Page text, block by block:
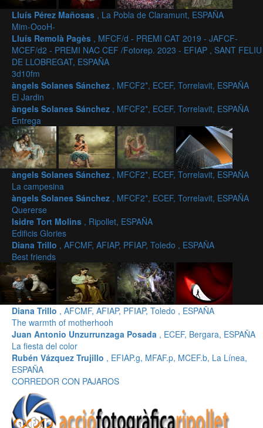
Lluís Pérez Mañosas , La Pobla de Claramunt, ESPAÑA
Mim-OooH-
Lluís Remolà Pagès , MFCF/d - PREMI CAT 2019 - JAFCF-
MCEF/d2 - PREMI NAC CEF /Fotorep. 2023 - EFIAP , SANT FELIU
DE LLOBREGAT, ESPAÑA
3d10fm
àngels Solanes Sánchez , MFCF2*, ECEF, Torrelavit, ESPAÑA
El Jardin
àngels Solanes Sánchez , MFCF2*, ECEF, Torrelavit, ESPAÑA
Entrega
àngels Solanes Sánchez , MFCF2*, ECEF, Torrelavit, ESPAÑA
La campesina
àngels Solanes Sánchez , MFCF2*, ECEF, Torrelavit, ESPAÑA
Quererse
Isidre Tort Molins , Ripollet, ESPAÑA
Edificis Glories
Diana Trillo , AFCMF, AFIAP, PFIAP, Toledo , ESPAÑA
Best friends
Diana Trillo , AFCMF, AFIAP, PFIAP, Toledo , ESPAÑA
The warmth of motherhooh
Juan Antonio Unzurrunzaga Posada , ECEF, Bergara, ESPAÑA
La fiesta del color
Rubén Vázquez Trujillo , EFIAP.g, MFAF.p, MCEF.b, La Línea,
ESPAÑA
CORREDOR CON PAJAROS